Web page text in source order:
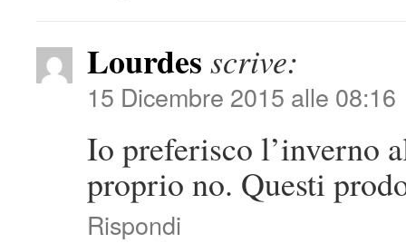
Lourdes scrive:
15 Dicembre 2015 alle 08:16
Io preferisco l’inverno
proprio no. Questi
Rispondi